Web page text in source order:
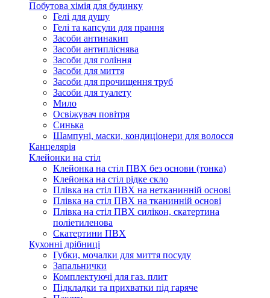
Побутова хімія для будинку
Гелі для душу
Гелі та капсули для прання
Засоби антинакип
Засоби антипліснява
Засоби для гоління
Засоби для миття
Засоби для прочищення труб
Засоби для туалету
Мило
Освіжувач повітря
Синька
Шампуні, маски, кондиціонери для волосся
Канцелярія
Клейонки на стіл
Клейонка на стіл ПВХ без основи (тонка)
Клейонка на стіл рідке скло
Плівка на стіл ПВХ на нетканинній основі
Плівка на стіл ПВХ на тканинній основі
Плівка на стіл ПВХ силікон, скатертина
поліетиленова
Скатертини ПВХ
Кухонні дрібниці
Губки, мочалки для миття посуду
Запальнички
Комплектуючі для газ. плит
Підкладки та прихватки під гаряче